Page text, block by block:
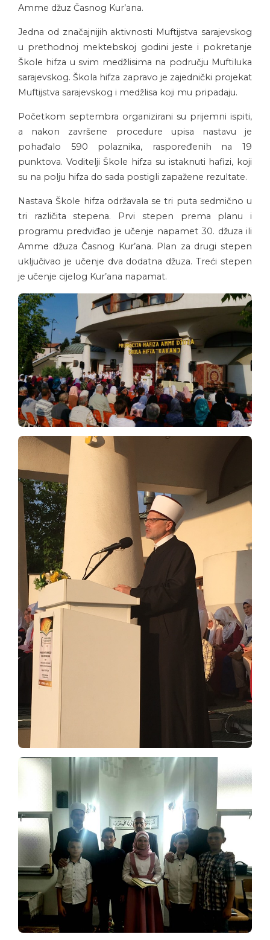
Amme džuz Časnog Kur’ana.
Jedna od značajnijih aktivnosti Muftijstva sarajevskog
u prethodnoj mektebskoj godini jeste i pokretanje
Škole hifza u svim medžlisima na području Muftiluka
sarajevskog. Škola hifza zapravo je zajednički projekat
Muftijstva sarajevskog i medžlisa koji mu pripadaju.
Početkom septembra organizirani su prijemni ispiti,
a nakon završene procedure upisa nastavu je
pohađalo 590 polaznika, raspoređenih na 19
punktova. Voditelji Škole hifza su istaknuti hafizi, koji
su na polju hifza do sada postigli zapažene rezultate.
Nastava Škole hifza održavala se tri puta sedmično u
tri različita stepena. Prvi stepen prema planu i
programu predviđao je učenje napamet 30. džuza ili
Amme džuza Časnog Kur’ana. Plan za drugi stepen
uključivao je učenje dva dodatna džuza. Treći stepen
je učenje cijelog Kur’ana napamat.